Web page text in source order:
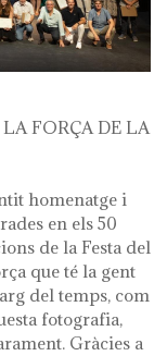
FORÇA DE LA
homenatge i
en els 50
de la Festa del
que té la gent
del temps, com
fotografia,
Gràcies a